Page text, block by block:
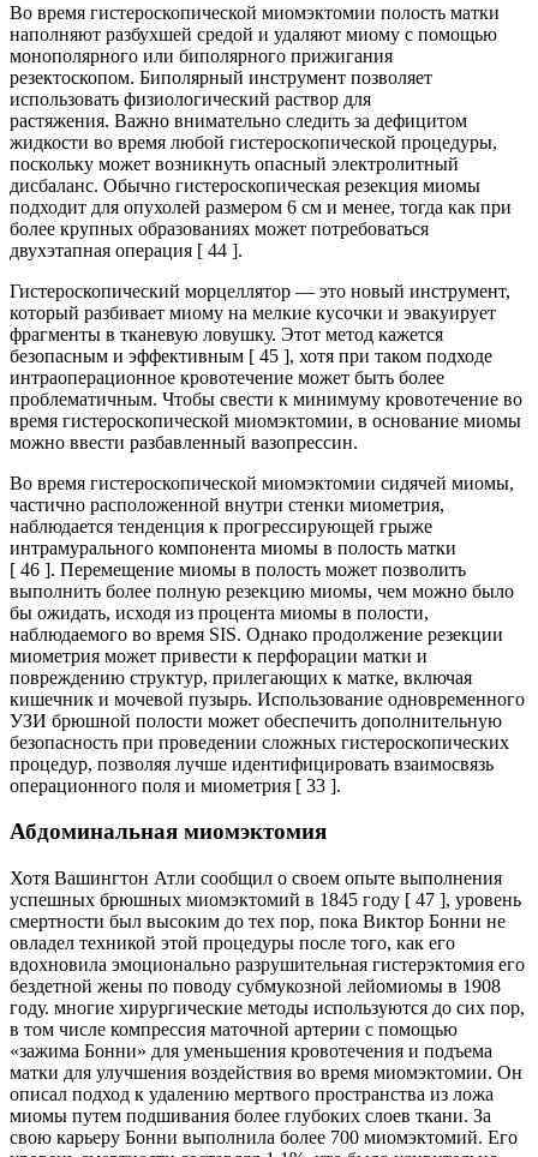
Во время гистероскопической миомэктомии полость матки
наполняют разбухшей средой и удаляют миому с помощью
монополярного или биполярного прижигания
резектоскопом. Биполярный инструмент позволяет
использовать физиологический раствор для
растяжения. Важно внимательно следить за дефицитом
жидкости во время любой гистероскопической процедуры,
поскольку может возникнуть опасный электролитный
дисбаланс. Обычно гистероскопическая резекция миомы
подходит для опухолей размером 6 см и менее, тогда как при
более крупных образованиях может потребоваться
двухэтапная операция [ 44 ].
Гистероскопический морцеллятор — это новый инструмент,
который разбивает миому на мелкие кусочки и эвакуирует
фрагменты в тканевую ловушку. Этот метод кажется
безопасным и эффективным [ 45 ], хотя при таком подходе
интраоперационное кровотечение может быть более
проблематичным. Чтобы свести к минимуму кровотечение во
время гистероскопической миомэктомии, в основание миомы
можно ввести разбавленный вазопрессин.
Во время гистероскопической миомэктомии сидячей миомы,
частично расположенной внутри стенки миометрия,
наблюдается тенденция к прогрессирующей грыже
интрамурального компонента миомы в полость матки
[ 46 ]. Перемещение миомы в полость может позволить
выполнить более полную резекцию миомы, чем можно было
бы ожидать, исходя из процента миомы в полости,
наблюдаемого во время SIS. Однако продолжение резекции
миометрия может привести к перфорации матки и
повреждению структур, прилегающих к матке, включая
кишечник и мочевой пузырь. Использование одновременного
УЗИ брюшной полости может обеспечить дополнительную
безопасность при проведении сложных гистероскопических
процедур, позволяя лучше идентифицировать взаимосвязь
операционного поля и миометрия [ 33 ].
Абдоминальная миомэктомия
Хотя Вашингтон Атли сообщил о своем опыте выполнения
успешных брюшных миомэктомий в 1845 году [ 47 ], уровень
смертности был высоким до тех пор, пока Виктор Бонни не
овладел техникой этой процедуры после того, как его
вдохновила эмоционально разрушительная гистерэктомия его
бездетной жены по поводу субмукозной лейомиомы в 1908
году. многие хирургические методы используются до сих пор,
в том числе компрессия маточной артерии с помощью
«зажима Бонни» для уменьшения кровотечения и подъема
матки для улучшения воздействия во время миомэктомии. Он
описал подход к удалению мертвого пространства из ложа
миомы путем подшивания более глубоких слоев ткани. За
свою карьеру Бонни выполнила более 700 миомэктомий. Его